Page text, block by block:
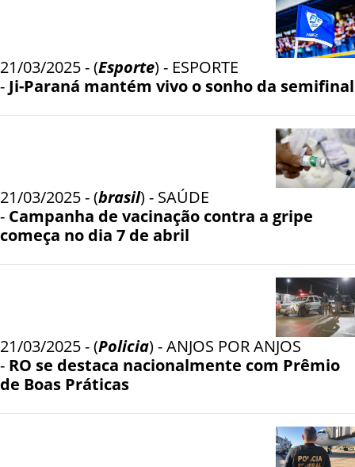
21/03/2025 - (Esporte) - ESPORTE
- Ji-Paraná mantém vivo o sonho da semifinal
21/03/2025 - (brasil) - SAÚDE
- Campanha de vacinação contra a gripe
começa no dia 7 de abril
21/03/2025 - (Policia) - ANJOS POR ANJOS
- RO se destaca nacionalmente com Prêmio
de Boas Práticas